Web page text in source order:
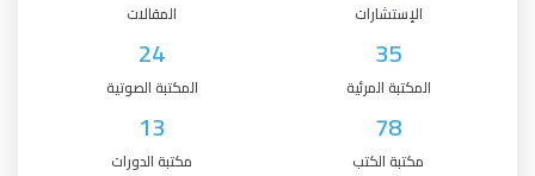
الإستشارات المقالات
35
المكتبة المرئية
24
المكتبة الصوتية
78
مكتبة الكتب
13
مكتبة الدورات